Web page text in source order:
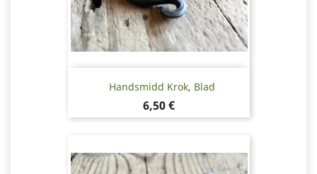
Handsmidd Krok, Blad
Pris
6,50 €